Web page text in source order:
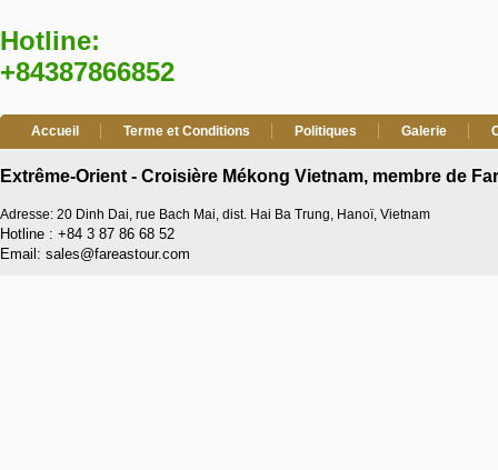
Hotline:
+84387866852
Accueil Terme et Conditions Politiques Galerie
Extrême-Orient - Croisière Mékong Vietnam, membre de
Adresse: 20 Dinh Dai, rue Bach Mai, dist. Hai Ba Trung, Hanoï, Vietnam
Hotline : +84 3 87 86 68 52
Email: sales@fareastour.com